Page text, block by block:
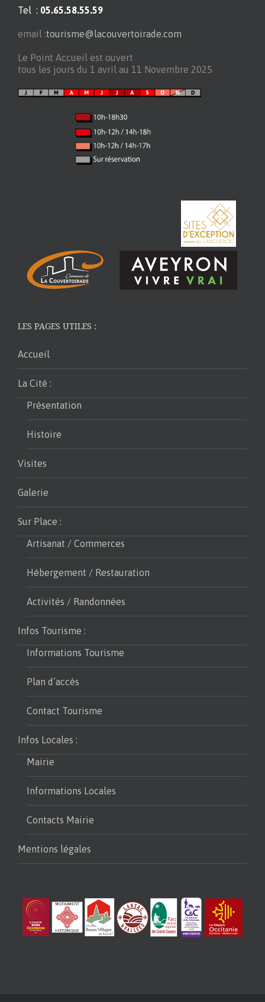
Tel : 05.65.58.55.59
email :tourisme@lacouvertoirade.com
Le Point Accueil est ouvert
tous les jours du 1 avril au 11 Novembre 2025
LES PAGES UTILES :
Accueil
La Cité :
Présentation
Histoire
Visites
Galerie
Sur Place :
Artisanat / Commerces
Hébergement / Restauration
Activités / Randonnées
Infos Tourisme :
Informations Tourisme
Plan d’accès
Contact Tourisme
Infos Locales :
Mairie
Informations Locales
Contacts Mairie
Mentions légales